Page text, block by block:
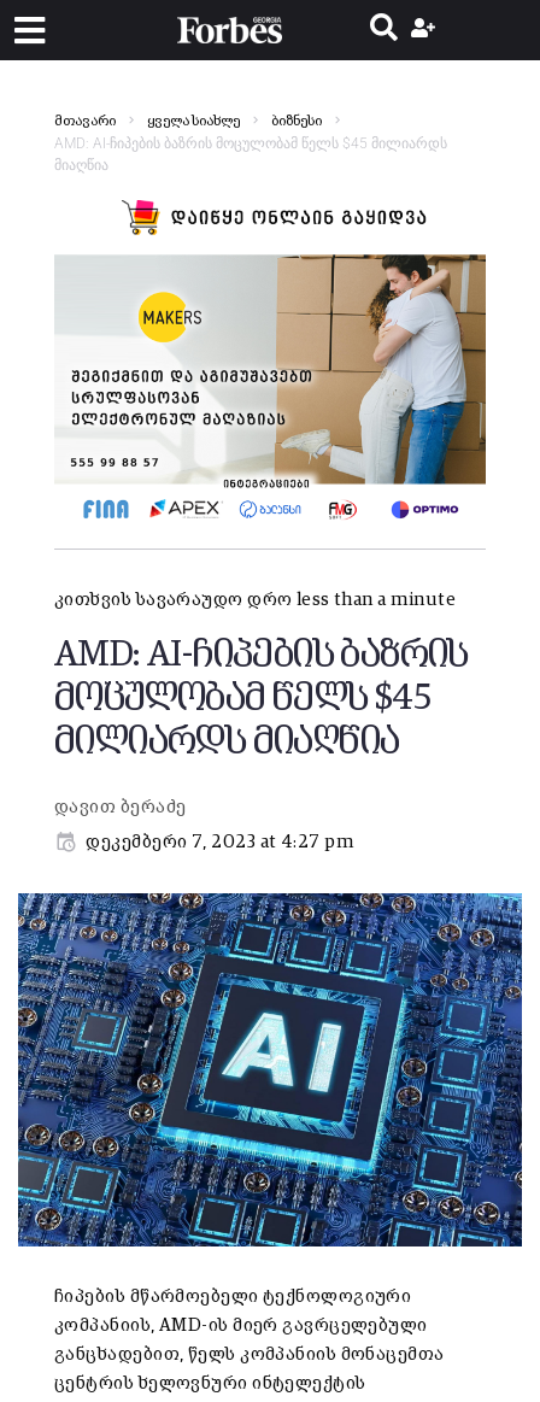
მთავარი ყველა სიახლე ბიზნესი
AMD: AI-ჩიპების ბაზრის მოცულობამ წელს $45 მილიარდს
მიაღწია
კითხვის სავარაუდო დრო less than a minute
AMD: AI-ჩიპების ბაზრის
მოცულობამ წელს $45
მილიარდს მიაღწია
დავით ბერაძე
დეკემბერი 7, 2023 at 4:27 pm
ჩიპების მწარმოებელი ტექნოლოგიური
კომპანიის, AMD-ის მიერ გავრცელებული
განცხადებით, წელს კომპანიის მონაცემთა
ცენტრის ხელოვნური ინტელექტის